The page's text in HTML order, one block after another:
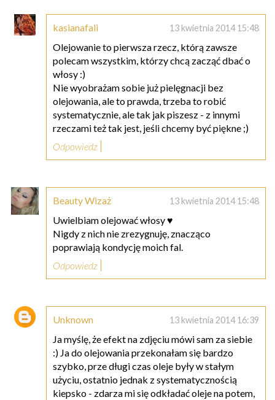
kasianafali 13 kwietnia 2014 15:48
Olejowanie to pierwsza rzecz, którą zawsze
polecam wszystkim, którzy chcą zacząć dbać o
włosy :)
Nie wyobrażam sobie już pielęgnacji bez
olejowania, ale to prawda, trzeba to robić
systematycznie, ale tak jak piszesz - z innymi
rzeczami też tak jest, jeśli chcemy być piękne ;)
Odpowiedz
Beauty Wizaż 13 kwietnia 2014 15:48
Uwielbiam olejować włosy ♥
Nigdy z nich nie zrezygnuję, znacząco
poprawiają kondycję moich fal.
Odpowiedz
Unknown 13 kwietnia 2014 16:39
Ja myślę, że efekt na zdjęciu mówi sam za siebie
:) Ja do olejowania przekonałam się bardzo
szybko, prze długi czas oleje były w stałym
użyciu, ostatnio jednak z systematycznością
kiepsko - zdarza mi się odkładać oleje na potem,